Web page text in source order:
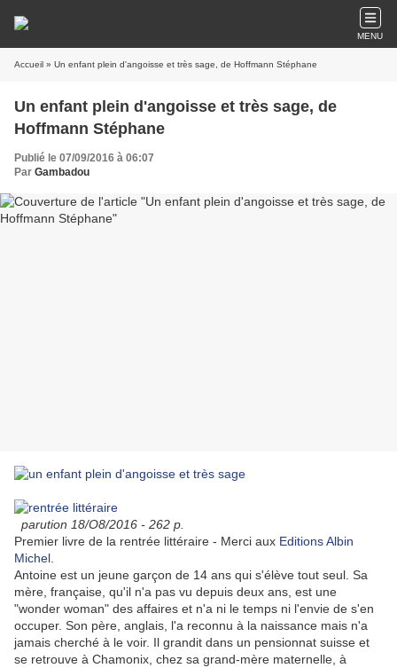
MENU
Accueil » Un enfant plein d'angoisse et très sage, de Hoffmann Stéphane
Un enfant plein d'angoisse et très sage, de
Hoffmann Stéphane
Publié le 07/09/2016 à 06:07
Par Gambadou
parution 18/O8/2016 - 262 p.
Premier livre de la rentrée littéraire - Merci aux Editions Albin
Michel
Antoine est un jeune garçon de 14 ans qui s'élève tout seul. Sa
mère, française, qu'il n'a pas vu depuis deux ans, est une
"wonder woman" des affaires et n'a ni le temps ni l'envie de s'en
occuper. Son père, anglais, l'a reconnu à la naissance mais n'a
jamais cherché à le voir. Il grandit dans un pensionnat suisse et
se retrouve à Chamonix, chez sa grand-mère maternelle, à